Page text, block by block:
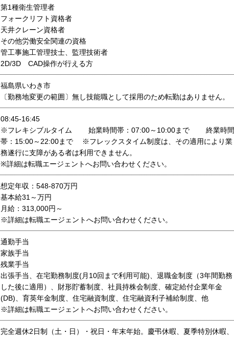
第1種衛生管理者
フォークリフト資格者
天井クレーン資格者
その他労働安全関連の資格
管工事施工管理技士、監理技術者
2D/3D CAD操作が行える方
福島県いわき市
〔勤務地変更の範囲〕無し技能職として採用のため転勤はありません。
08:45-16:45
※フレキシブルタイム 始業時間帯：07:00～10:00まで 終業時間
帯：15:00～22:00まで ※フレックスタイム制度は、その適用により業
務遂行に支障がある者は利用できません。
※詳細は転職エージェントへお問い合わせください。
想定年収：548-870万円
基本給31～万円
月給：313,000円～
※詳細は転職エージェントへお問い合わせください。
通勤手当
家族手当
残業手当
出張手当、在宅勤務制度(月10回まで利用可能)、退職金制度（3年間勤務
した後に適用）、財形貯蓄制度、社員持株会制度、確定給付企業年金
(DB)、育英年金制度、住宅融資制度、住宅融資利子補給制度、他
※詳細は転職エージェントへお問い合わせください。
完全週休2日制（土・日）・祝日・年末年始。慶弔休暇、夏季特別休暇、